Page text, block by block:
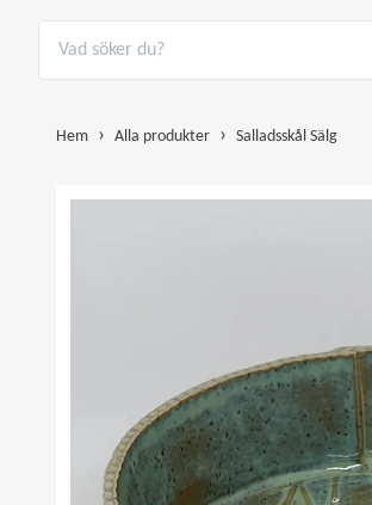
Hem Alla produkter Salladsskål Sälg